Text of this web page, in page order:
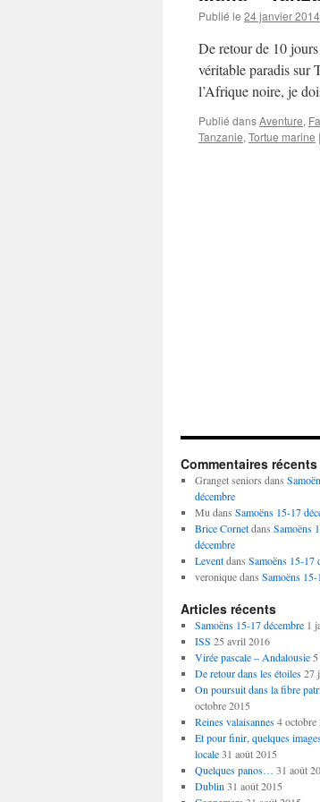
Publié le 24 janvier 2014
De retour de 10
véritable paradis sur
l’Afrique noire, je
Publié dansAventure,
Tanzanie, Tortue marine |
Commentaires récents
Granget seniors dans
décembre
Mu dans Samoëns 15-17
Brice Cornetdans Samoëns
décembre
Leventdans Samoëns 15-17
veroniquedans Samoëns
Articles récents
Samoëns 15-17 décembre 1
ISS 25 avril 2016
Virée pascale – Andalousie
De retour dans les étoiles 27
On poursuit dans la fibre
octobre 2015
Reines valaisannes 4 octobre
Et pour finir, quelques
locale 31 août 2015
Quelques panos… 31 août
Dublin 31 août 2015